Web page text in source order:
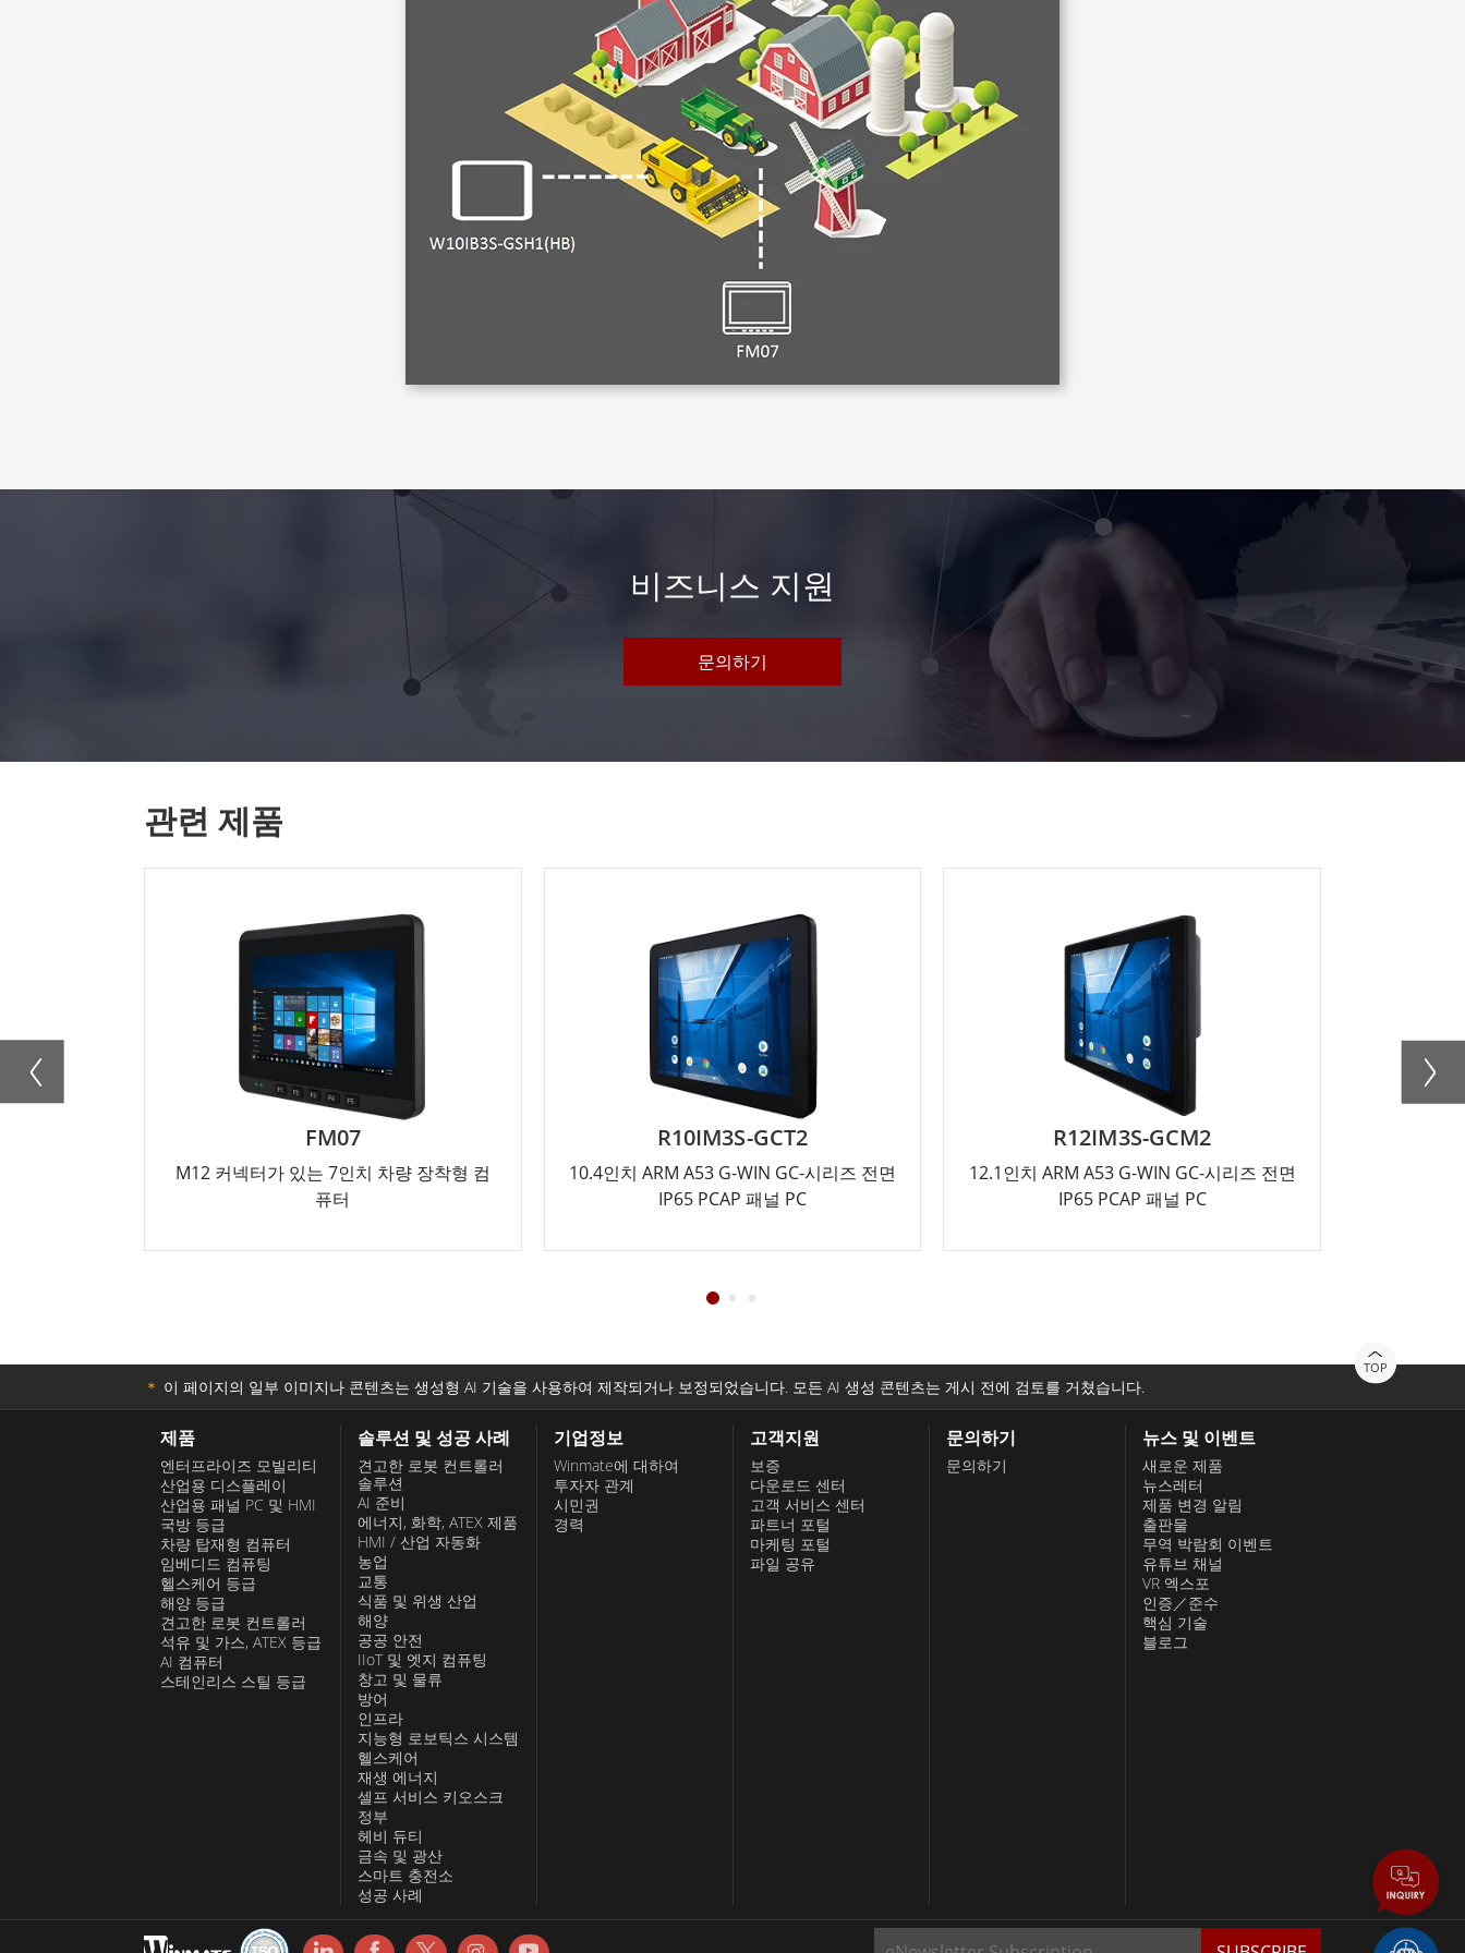
비즈니스 지원
문의하기
관련 제품
는 7인치 차량 장착형 컴
10.4인치 ARM A53 G-WIN GC-시리즈 전면
R12IM3S-GCM2
12.1인치 ARM A53 G-WIN GC-시리즈 전면
IP65 PCAP 패널 PC
R15IM3S-GCC3
15인치 ARM A53 G-WIN GC-시리즈 전면
IP65 PCAP 패널 PC
TOP
＊ 이 페이지의 일부 이미지나 콘텐츠는 생성형 AI 기술을 사용하여 제작되거나 보정되었습니다. 모든 AI 생성 콘텐츠는 게시 전에 검토를 거쳤습니다.
제품
엔터프라이즈 모빌리티
산업용 디스플레이
산업용 패널 PC 및 HMI
국방 등급
차량 탑재형 컴퓨터
임베디드 컴퓨팅
헬스케어 등급
해양 등급
견고한 로봇 컨트롤러
석유 및 가스, ATEX 등급
AI 컴퓨터
스테인리스 스틸 등급
솔루션 및 성공 사례
견고한 로봇 컨트롤러
솔루션
AI 준비
에너지, 화학, ATEX 제품
HMI / 산업 자동화
농업
교통
식품 및 위생 산업
해양
공공 안전
IIoT 및 엣지 컴퓨팅
창고 및 물류
방어
인프라
지능형 로보틱스 시스템
헬스케어
재생 에너지
셀프 서비스 키오스크
정부
헤비 듀티
금속 및 광산
스마트 충전소
성공 사례
기업정보
Winmate에 대하여
투자자 관계
시민권
경력
고객지원
보증
다운로드 센터
고객 서비스 센터
파트너 포털
마케팅 포털
파일 공유
문의하기
문의하기
뉴스 및 이벤트
새로운 제품
뉴스레터
제품 변경 알림
출판물
무역 박람회 이벤트
유튜브 채널
VR 엑스포
인증／준수
핵심 기술
블로그